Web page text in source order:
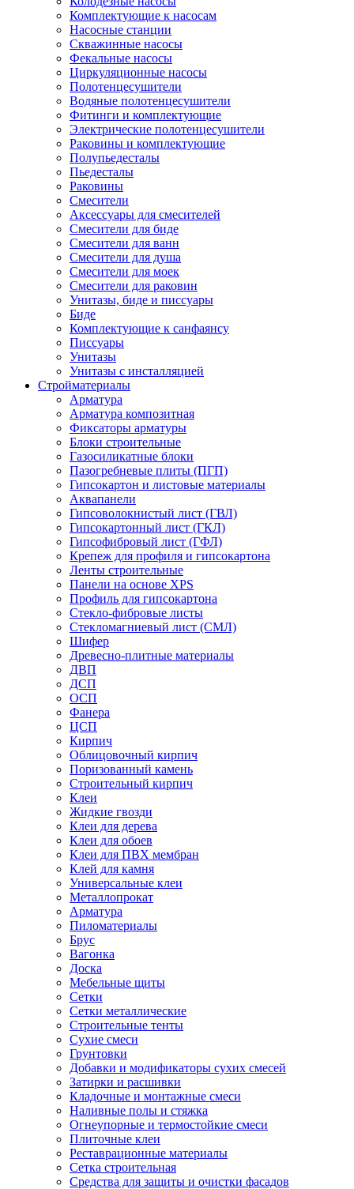
Комплектующие к насосам
Насосные станции
Скважинные насосы
Фекальные насосы
Циркуляционные насосы
Полотенцесушители
Водяные полотенцесушители
Фитинги и комплектующие
Электрические полотенцесушители
Раковины и комплектующие
Полупьедесталы
Пьедесталы
Раковины
Смесители
Аксессуары для смесителей
Смесители для биде
Смесители для ванн
Смесители для душа
Смесители для моек
Смесители для раковин
Унитазы, биде и писсуары
Биде
Комплектующие к санфаянсу
Писсуары
Унитазы
Унитазы с инсталляцией
Стройматериалы
Арматура
Арматура композитная
Фиксаторы арматуры
Блоки строительные
Газосиликатные блоки
Пазогребневые плиты (ПГП)
Гипсокартон и листовые материалы
Аквапанели
Гипсоволокнистый лист (ГВЛ)
Гипсокартонный лист (ГКЛ)
Гипсофибровый лист (ГФЛ)
Крепеж для профиля и гипсокартона
Ленты строительные
Панели на основе XPS
Профиль для гипсокартона
Стекло-фибровые листы
Стекломагниевый лист (СМЛ)
Шифер
Древесно-плитные материалы
ДВП
ДСП
ОСП
Фанера
ЦСП
Кирпич
Облицовочный кирпич
Поризованный камень
Строительный кирпич
Клеи
Жидкие гвозди
Клеи для дерева
Клеи для обоев
Клеи для ПВХ мембран
Клей для камня
Универсальные клеи
Металлопрокат
Арматура
Пиломатериалы
Брус
Вагонка
Доска
Мебельные щиты
Сетки
Сетки металлические
Строительные тенты
Сухие смеси
Грунтовки
Добавки и модификаторы сухих смесей
Затирки и расшивки
Кладочные и монтажные смеси
Наливные полы и стяжка
Огнеупорные и термостойкие смеси
Плиточные клеи
Реставрационные материалы
Сетка строительная
Средства для защиты и очистки фасадов